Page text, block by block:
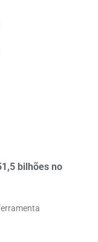
bilhões no